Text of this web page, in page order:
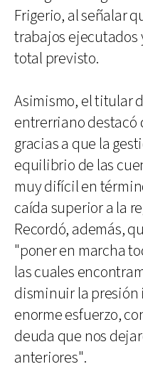
Frigerio, al señalar
trabajos ejecutados
total previsto.
Asimismo, el titular
entrerriano destacó
gracias a que la
equilibrio de las
muy difícil en
caída superior a la
Recordó, además,
"poner en marcha
las cuales
disminuir la
enorme esfuerzo,
deuda que nos
anteriores".